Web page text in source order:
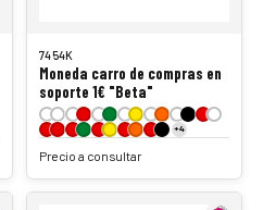
7454K
Moneda carro de compras en
soporte 1€ "Beta"
+4
Precio a consultar